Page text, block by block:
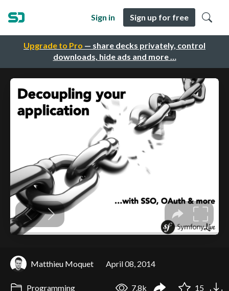
Upgrade to Pro — share decks privately, control
downloads, hide ads and more …
Sign in Sign up for free
Matthieu Moquet April 08, 2014
Programming 7.8k 15